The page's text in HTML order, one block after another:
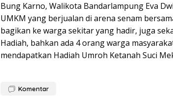
Bung Karno, Walikota Bandarlampung Eva
UMKM yang berjualan di arena senam
bagikan ke warga sekitar yang hadir, juga
Hadiah, bahkan ada 4 orang warga
mendapatkan Hadiah Umroh Ketanah Suci
Komentar